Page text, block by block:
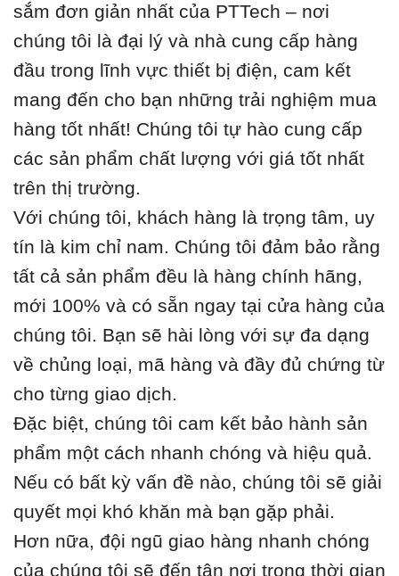
sắm đơn giản nhất của PTTech – nơi
chúng tôi là đại lý và nhà cung cấp hàng
đầu trong lĩnh vực thiết bị điện, cam kết
mang đến cho bạn những trải nghiệm mua
hàng tốt nhất! Chúng tôi tự hào cung cấp
các sản phẩm chất lượng với giá tốt nhất
trên thị trường.
Với chúng tôi, khách hàng là trọng tâm, uy
tín là kim chỉ nam. Chúng tôi đảm bảo rằng
tất cả sản phẩm đều là hàng chính hãng,
mới 100% và có sẵn ngay tại cửa hàng của
chúng tôi. Bạn sẽ hài lòng với sự đa dạng
về chủng loại, mã hàng và đầy đủ chứng từ
cho từng giao dịch.
Đặc biệt, chúng tôi cam kết bảo hành sản
phẩm một cách nhanh chóng và hiệu quả.
Nếu có bất kỳ vấn đề nào, chúng tôi sẽ giải
quyết mọi khó khăn mà bạn gặp phải.
Hơn nữa, đội ngũ giao hàng nhanh chóng
của chúng tôi sẽ đến tận nơi trong thời gian